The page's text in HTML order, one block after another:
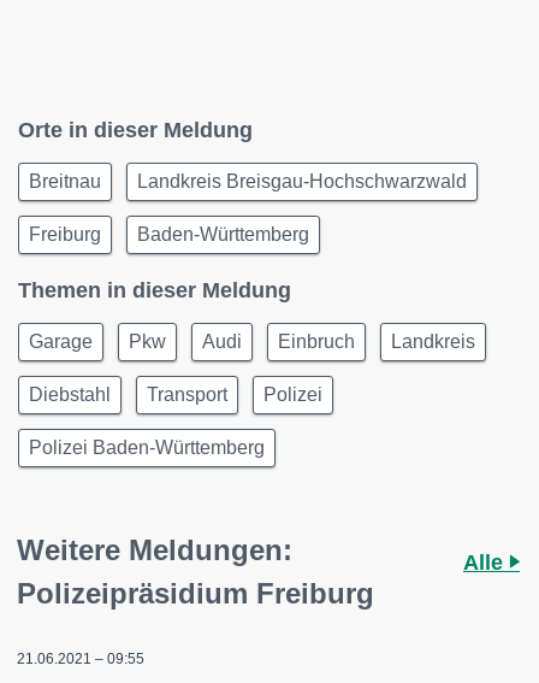
Orte in dieser Meldung
Breitnau Landkreis Breisgau-Hochschwarzwald
Freiburg Baden-Württemberg
Themen in dieser Meldung
Garage Pkw Audi Einbruch Landkreis
Diebstahl Transport Polizei
Polizei Baden-Württemberg
Weitere Meldungen:
Polizeipräsidium Freiburg
Alle
21.06.2021 – 09:55